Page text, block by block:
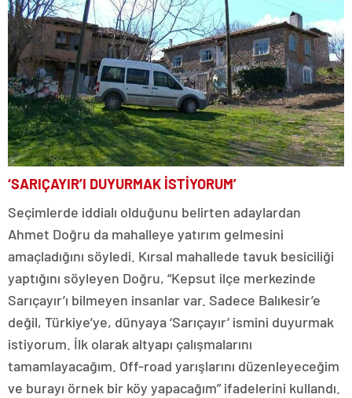
‘SARIÇAYIR’I DUYURMAK İSTİYORUM’
Seçimlerde iddialı olduğunu belirten adaylardan
Ahmet Doğru da mahalleye yatırım gelmesini
amaçladığını söyledi. Kırsal mahallede tavuk besiciliği
yaptığını söyleyen Doğru, “Kepsut ilçe merkezinde
Sarıçayır’ı bilmeyen insanlar var. Sadece Balıkesir’e
değil, Türkiye’ye, dünyaya ‘Sarıçayır’ ismini duyurmak
istiyorum. İlk olarak altyapı çalışmalarını
tamamlayacağım. Off-road yarışlarını düzenleyeceğim
ve burayı örnek bir köy yapacağım” ifadelerini kullandı.